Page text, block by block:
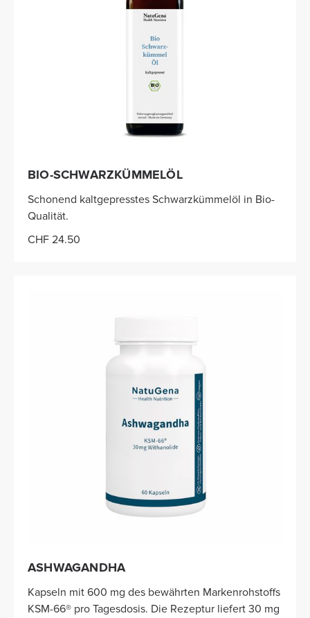
BIO-SCHWARZKÜMMELÖL
Schonend kaltgepresstes Schwarzkümmelöl in Bio-
Qualität.
CHF 24.50
ASHWAGANDHA
Kapseln mit 600 mg des bewährten Markenrohstoffs
KSM-66® pro Tagesdosis. Die Rezeptur liefert 30 mg